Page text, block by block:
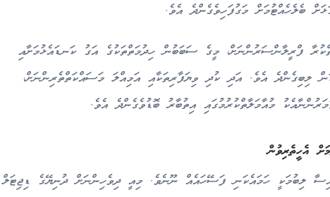
ބެލެހެއްޓުމަށް މަގުފަހިވެގެންދެ އެވެ.
ފްރީލާންސަރުންނަށް، މީގެ ސަބަބުން ހިދުމަތްތަކުގެ އަގު ކަނޑައެޅުމަށާއި
ލިބިގެންދެ އެވެ. އަދި ކުދި ވިޔަފާރިތަކާއި އަމިއްލަ މަސައްކަތްތެރިންނަށް،
މުއާމަލާތްކުރުމުގައި އިތުބާރު ބޮޑުވެގެންދެ އެވެ.
އެހީތެރިވުން
ލިބުމަކީ ހަމައެކަނި ފަސޭހައެއް ނޫނެވެ. މިއީ ދިވެހިންނަށް ދުނިޔޭގެ ޑިޖިޓަލް